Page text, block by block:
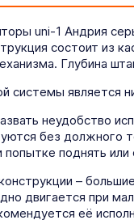
uni-1 Андрия
состоит из
Глубина
системы является
неудобство
без должного
попытке поднять или
–
двигается при
её